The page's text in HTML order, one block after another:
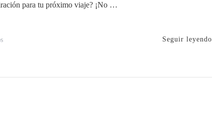
para tu próximo viaje? ¡No …
En
Seguir leyendo